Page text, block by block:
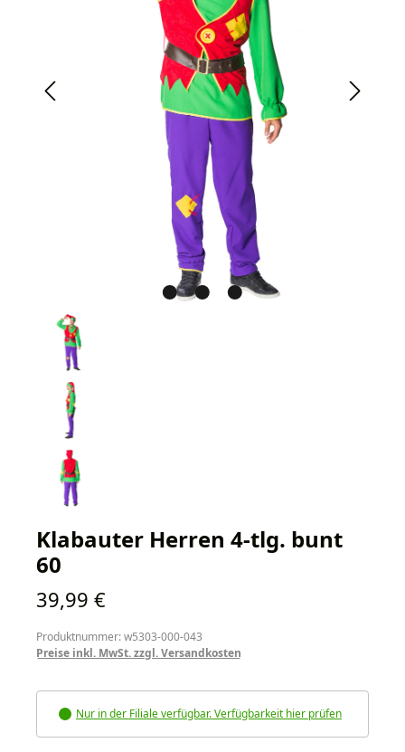
Klabauter Herren 4-tlg. bunt
60
Regulärer Preis:
39,99 €
Produktnummer: w5303-000-043
Preise inkl. MwSt. zzgl. Versandkosten
Nur in der Filiale verfügbar. Verfügbarkeit hier prüfen